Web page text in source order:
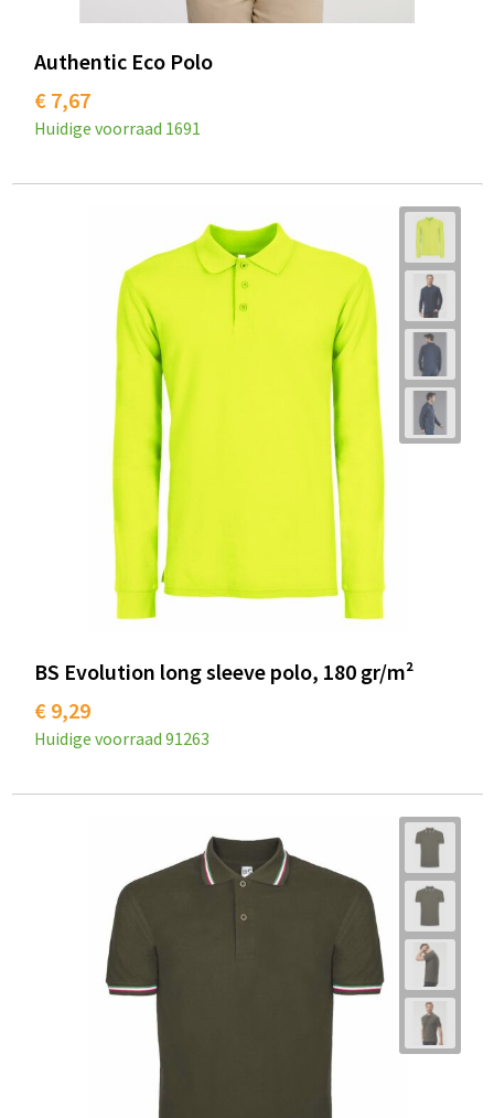
Authentic Eco Polo
€ 7,67
Huidige voorraad 1691
BS Evolution long sleeve polo, 180 gr/m²
€ 9,29
Huidige voorraad 91263